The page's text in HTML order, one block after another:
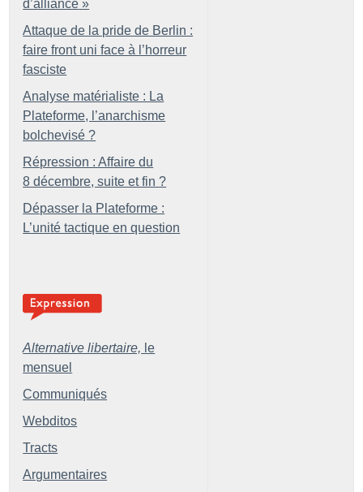
d’alliance »
Attaque de la pride de Berlin :
faire front uni face à l’horreur
fasciste
Analyse matérialiste : La
Plateforme, l’anarchisme
bolchevisé ?
Répression : Affaire du
8 décembre, suite et fin ?
Dépasser la Plateforme :
L’unité tactique en question
Alternative libertaire, le
mensuel
Communiqués
Webditos
Tracts
Argumentaires